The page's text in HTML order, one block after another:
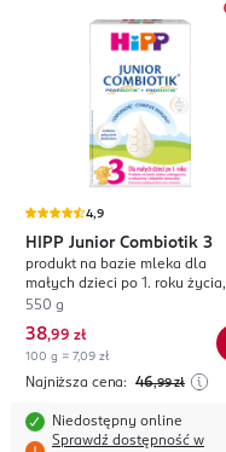
4,9
HIPP Junior Combiotik 3
produkt na bazie mleka dla
małych dzieci po 1. roku życia,
wzbogacony w witaminy i
550 g
38,99 zł
100 g = 7,09 zł
Najniższa cena: 46,99 zł
Niedostępny online
Sprawdź dostępność w